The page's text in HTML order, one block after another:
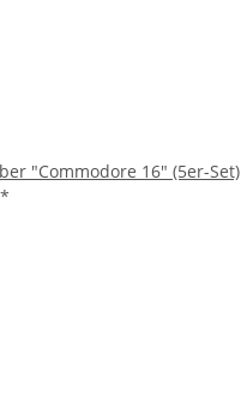
"Commodore 16" (5er-Set)
*